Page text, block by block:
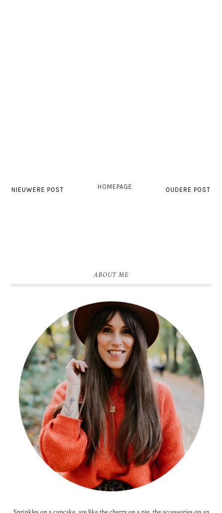
NIEUWERE POST OUDERE POST
HOMEPAGE
ABOUT ME